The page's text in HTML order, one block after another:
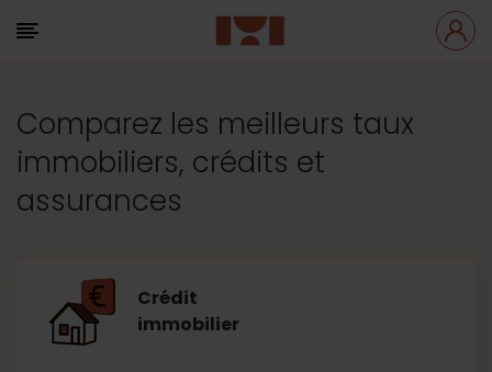
Comparez les meilleurs taux
immobiliers, crédits et
assurances
Crédit
immobilier